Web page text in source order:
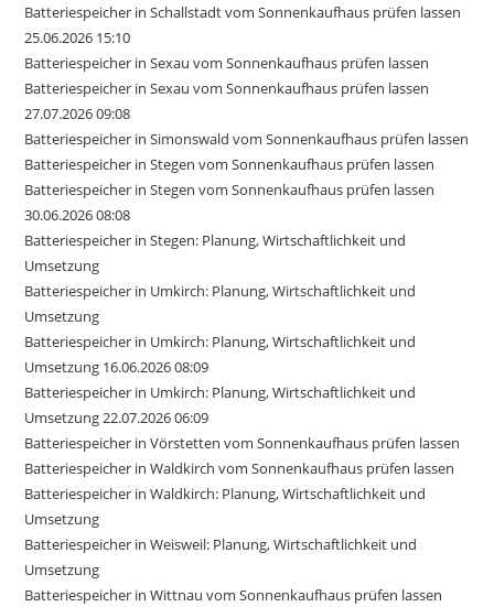
Batteriespeicher in Schallstadt vom Sonnenkaufhaus prüfen lassen
25.06.2026 15:10
Batteriespeicher in Sexau vom Sonnenkaufhaus prüfen lassen
Batteriespeicher in Sexau vom Sonnenkaufhaus prüfen lassen
27.07.2026 09:08
Batteriespeicher in Simonswald vom Sonnenkaufhaus prüfen lassen
Batteriespeicher in Stegen vom Sonnenkaufhaus prüfen lassen
Batteriespeicher in Stegen vom Sonnenkaufhaus prüfen lassen
30.06.2026 08:08
Batteriespeicher in Stegen: Planung, Wirtschaftlichkeit und
Umsetzung
Batteriespeicher in Umkirch: Planung, Wirtschaftlichkeit und
Umsetzung
Batteriespeicher in Umkirch: Planung, Wirtschaftlichkeit und
Umsetzung 16.06.2026 08:09
Batteriespeicher in Umkirch: Planung, Wirtschaftlichkeit und
Umsetzung 22.07.2026 06:09
Batteriespeicher in Vörstetten vom Sonnenkaufhaus prüfen lassen
Batteriespeicher in Waldkirch vom Sonnenkaufhaus prüfen lassen
Batteriespeicher in Waldkirch: Planung, Wirtschaftlichkeit und
Umsetzung
Batteriespeicher in Weisweil: Planung, Wirtschaftlichkeit und
Umsetzung
Batteriespeicher in Wittnau vom Sonnenkaufhaus prüfen lassen